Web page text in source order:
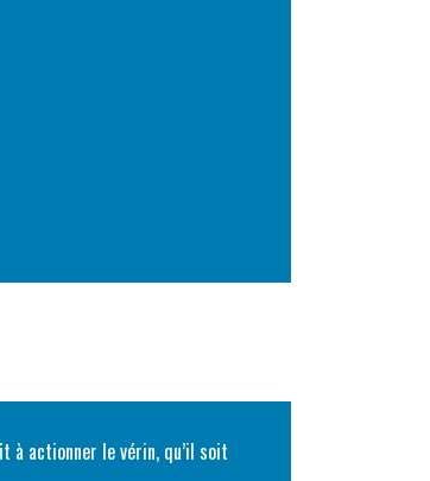
à actionner le vérin, qu’il soit